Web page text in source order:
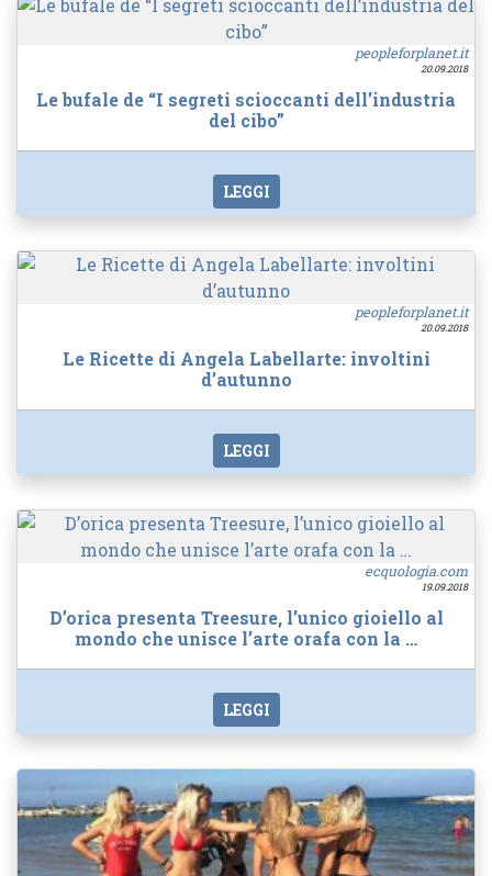
peopleforplanet.it
20.09.2018
Le bufale de “I segreti scioccanti dell’industria
del cibo”
LEGGI
peopleforplanet.it
20.09.2018
Le Ricette di Angela Labellarte: involtini
d’autunno
LEGGI
ecquologia.com
19.09.2018
D’orica presenta Treesure, l’unico gioiello al
mondo che unisce l’arte orafa con la …
LEGGI